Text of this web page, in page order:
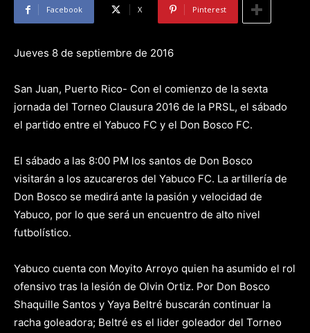
Facebook X Pinterest
Jueves 8 de septiembre de 2016
San Juan, Puerto Rico- Con el comienzo de la sexta
jornada del Torneo Clausura 2016 de la PRSL, el sábado
el partido entre el Yabuco FC y el Don Bosco FC.
El sábado a las 8:00 PM los santos de Don Bosco
visitarán a los azucareros del Yabuco FC. La artillería de
Don Bosco se medirá ante la pasión y velocidad de
Yabuco, por lo que será un encuentro de alto nivel
futbolístico.
Yabuco cuenta con Moyito Arroyo quien ha asumido el rol
ofensivo tras la lesión de Olvin Ortiz. Por Don Bosco
Shaquille Santos y Yaya Beltré buscarán continuar la
racha goleadora; Beltré es el lider goleador del Torneo